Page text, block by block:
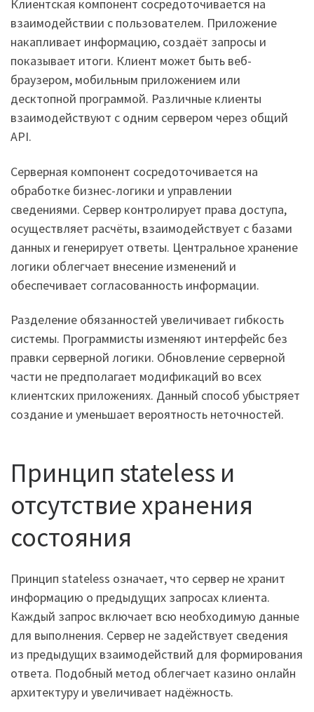
Клиентская компонент сосредоточивается на
взаимодействии с пользователем. Приложение
накапливает информацию, создаёт запросы и
показывает итоги. Клиент может быть веб-
браузером, мобильным приложением или
десктопной программой. Различные клиенты
взаимодействуют с одним сервером через общий
API.
Серверная компонент сосредоточивается на
обработке бизнес-логики и управлении
сведениями. Сервер контролирует права доступа,
осуществляет расчёты, взаимодействует с базами
данных и генерирует ответы. Центральное хранение
логики облегчает внесение изменений и
обеспечивает согласованность информации.
Разделение обязанностей увеличивает гибкость
системы. Программисты изменяют интерфейс без
правки серверной логики. Обновление серверной
части не предполагает модификаций во всех
клиентских приложениях. Данный способ убыстряет
создание и уменьшает вероятность неточностей.
Принцип stateless и
отсутствие хранения
состояния
Принцип stateless означает, что сервер не хранит
информацию о предыдущих запросах клиента.
Каждый запрос включает всю необходимую данные
для выполнения. Сервер не задействует сведения
из предыдущих взаимодействий для формирования
ответа. Подобный метод облегчает казино онлайн
архитектуру и увеличивает надёжность.